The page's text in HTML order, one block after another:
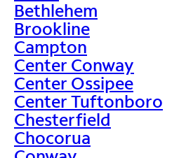
Bethlehem
Brookline
Campton
Center Conway
Center Ossipee
Center Tuftonboro
Chesterfield
Chocorua